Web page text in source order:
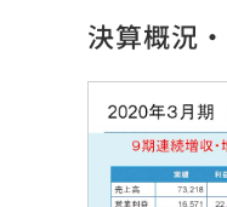
決算概況